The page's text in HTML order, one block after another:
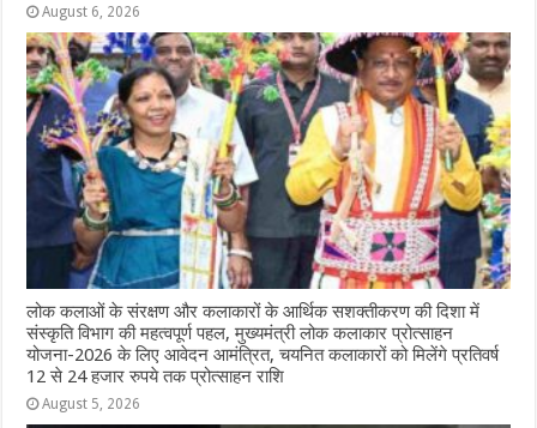
August 6, 2026
लोक कलाओं के संरक्षण और कलाकारों के आर्थिक सशक्तीकरण की दिशा में
संस्कृति विभाग की महत्वपूर्ण पहल, मुख्यमंत्री लोक कलाकार प्रोत्साहन
योजना-2026 के लिए आवेदन आमंत्रित, चयनित कलाकारों को मिलेंगे प्रतिवर्ष
12 से 24 हजार रुपये तक प्रोत्साहन राशि
August 5, 2026